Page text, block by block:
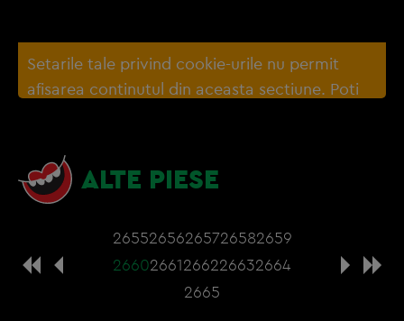
Setarile tale privind cookie-urile nu permit
afisarea continutul din aceasta sectiune. Poti
nevoie sa accepti cookie-urile social media
ALTE PIESE
26552656265726582659
26602661266226632664
2665